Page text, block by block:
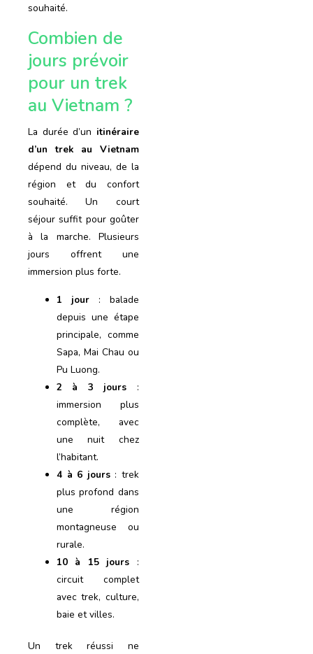
souhaité.
Combien de
jours prévoir
pour un trek
au Vietnam ?
La durée d’un itinéraire
d’untrek au Vietnam
dépend du niveau, de la
région et du confort
souhaité. Un court
séjour suffit pour goûter
à la marche. Plusieurs
jours offrent une
immersion plus forte.
1 jour: balade
depuis une étape
principale, comme
Sapa, Mai Chau ou
Pu Luong.
2 à 3 jours :
immersion plus
complète, avec
une nuit chez
l’habitant.
4 à 6 jours: trek
plus profond dans
une région
montagneuse ou
rurale.
10 à 15 jours :
circuit complet
avec trek, culture,
baie et villes.
Un trek réussi ne